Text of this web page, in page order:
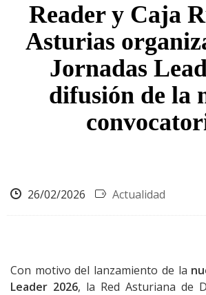
Reader y Caja
Asturias
Jornadas
difusión de la
26/02/2026 Actualidad
Con motivo del lanzamiento de la
Leader 2026, la Red Asturiana de